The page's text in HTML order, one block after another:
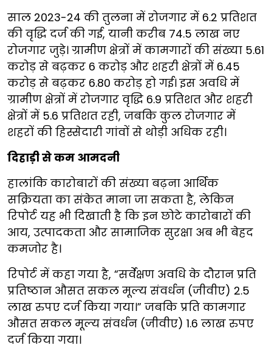
साल 2023-24 की तुलना में रोजगार में 6.2 प्रतिशत
की वृद्धि दर्ज की गई, यानी करीब 74.5 लाख नए
रोजगार जुड़े। ग्रामीण क्षेत्रों में कामगारों की संख्या 5.61
करोड़ से बढ़कर 6 करोड़ और शहरी क्षेत्रों में 6.45
करोड़ से बढ़कर 6.80 करोड़ हो गई। इस अवधि में
ग्रामीण क्षेत्रों में रोजगार वृद्धि 6.9 प्रतिशत और शहरी
क्षेत्रों में 5.6 प्रतिशत रही, जबकि कुल रोजगार में
शहरों की हिस्सेदारी गांवों से थोड़ी अधिक रही।
दिहाड़ी से कम आमदनी
हालांकि कारोबारों की संख्या बढ़ना आर्थिक
सक्रियता का संकेत माना जा सकता है, लेकिन
रिपोर्ट यह भी दिखाती है कि इन छोटे कारोबारों की
आय, उत्पादकता और सामाजिक सुरक्षा अब भी बेहद
कमजोर है।
रिपोर्ट में कहा गया है, “सर्वेक्षण अवधि के दौरान प्रति
प्रतिष्ठान औसत सकल मूल्य संवर्धन (जीवीए) 2.5
लाख रुपए दर्ज किया गया।” जबकि प्रति कामगार
औसत सकल मूल्य संवर्धन (जीवीए) 1.6 लाख रुपए
दर्ज किया गया।